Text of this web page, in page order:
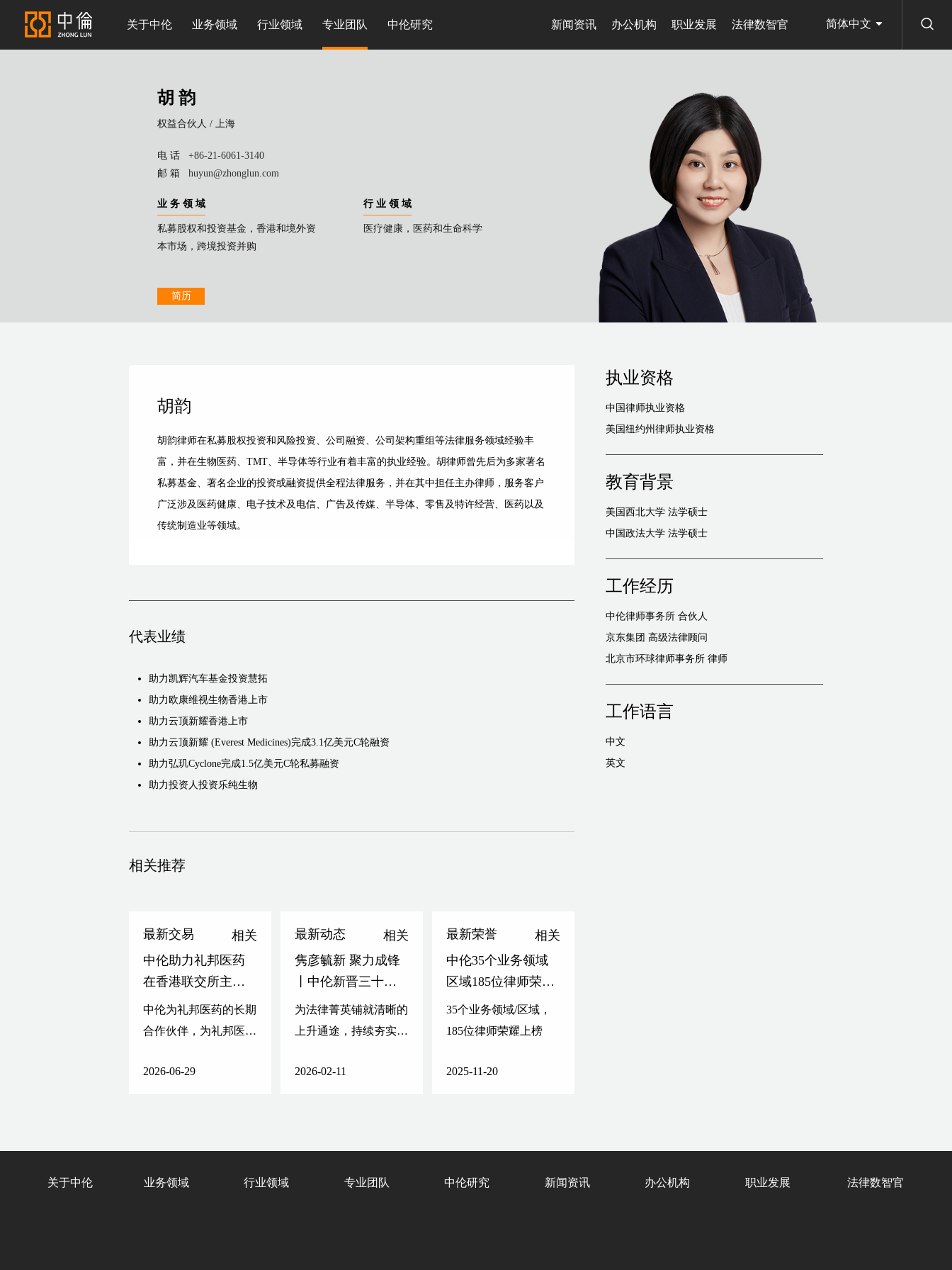
关于中伦 业务领域 行业领域 专业团队 中伦研究 新闻资讯 办公机构 职业发展 法律数智官 简体中文
胡 韵
权益合伙人 / 上海
电 话
+86-21-6061-3140
邮 箱
huyun@zhonglun.com
业 务 领 域
私募股权和投资基金，香港和境外资
本市场，跨境投资并购
行 业 领 域
医疗健康，医药和生命科学
简历
胡韵
胡韵律师在私募股权投资和风险投资、公司融资、公司架构重组等法律服务领域经验丰
富，并在生物医药、TMT、半导体等行业有着丰富的执业经验。胡律师曾先后为多家著名
私募基金、著名企业的投资或融资提供全程法律服务，并在其中担任主办律师，服务客户
广泛涉及医药健康、电子技术及电信、广告及传媒、半导体、零售及特许经营、医药以及
传统制造业等领域。
代表业绩
助力凯辉汽车基金投资慧拓
助力欧康维视生物香港上市
助力云顶新耀香港上市
助力云顶新耀 (Everest Medicines)完成3.1亿美元C轮融资
助力弘玑Cyclone完成1.5亿美元C轮私募融资
助力投资人投资乐纯生物
相关推荐
最新交易
相关
中伦助力礼邦医药
在香港联交所主板
上市
中伦为礼邦医药的长期
合作伙伴，为礼邦医药
供持续的法律服务，并
2026-06-29
最新动态
相关
隽彦毓新 聚力成锋
丨中伦新晋三十位
权益合伙人/高级顾
问
为法律菁英铺就清晰的
上升通途，持续夯实新
2026-02-11
最新荣誉
相关
中伦35个业务领域
区域185位律师荣登
2026 The Legal 500
亚太-大中华区榜单
35个业务领域/区域，
185位律师荣耀上榜
2025-11-20
执业资格
中国律师执业资格
美国纽约州律师执业资格
教育背景
美国西北大学 法学硕士
中国政法大学 法学硕士
工作经历
中伦律师事务所 合伙人
京东集团 高级法律顾问
北京市环球律师事务所 律师
工作语言
中文
英文
关于中伦 业务领域 行业领域 专业团队 中伦研究 新闻资讯 办公机构 职业发展 法律数智官